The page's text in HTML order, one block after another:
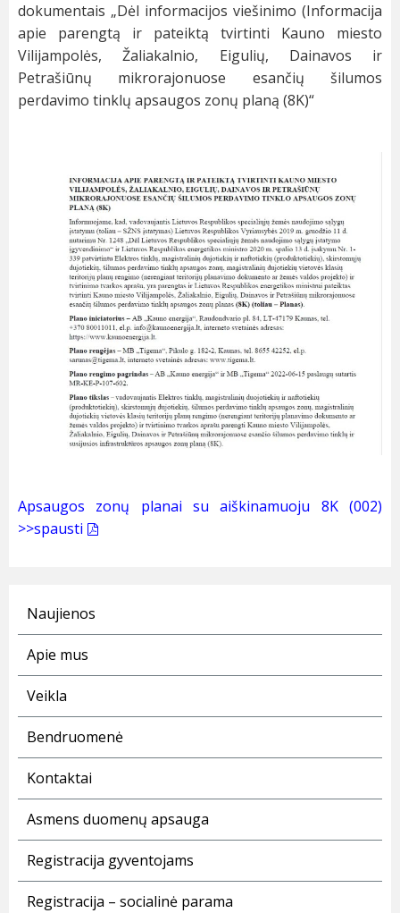
dokumentais „Dėl informacijos viešinimo (Informacija
apie parengtą ir pateiktą tvirtinti Kauno miesto
Vilijampolės, Žaliakalnio, Eigulių, Dainavos ir
Petrašiūnų mikrorajonuose esančių šilumos
perdavimo tinklų apsaugos zonų planą (8K)“
Apsaugos zonų planai su aiškinamuoju 8K (002)
>>spausti
Naujienos
Apie mus
Veikla
Bendruomenė
Kontaktai
Asmens duomenų apsauga
Registracija gyventojams
Registracija – socialinė parama